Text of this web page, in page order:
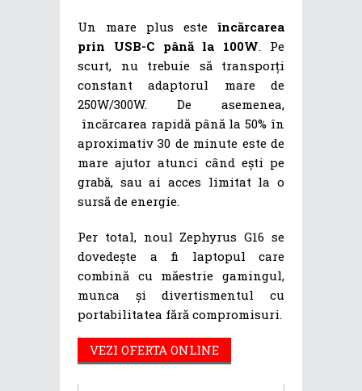
Un mare plus este încărcarea
prin USB-C până la 100W. Pe
scurt, nu trebuie să transporți
constant adaptorul mare de
250W/300W. De asemenea,
încărcarea rapidă până la 50% în
aproximativ 30 de minute este de
mare ajutor atunci când ești pe
grabă, sau ai acces limitat la o
sursă de energie.
Per total, noul Zephyrus G16 se
dovedește a fi laptopul care
combină cu măestrie gamingul,
munca și divertismentul cu
portabilitatea fără compromisuri.
VEZI OFERTA ONLINE